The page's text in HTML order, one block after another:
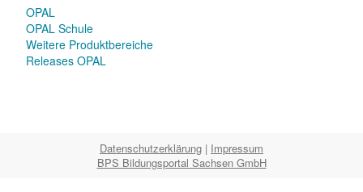
OPAL
OPAL Schule
Weitere Produktbereiche
Releases OPAL
Datenschutzerklärung | Impressum
BPS Bildungsportal Sachsen GmbH